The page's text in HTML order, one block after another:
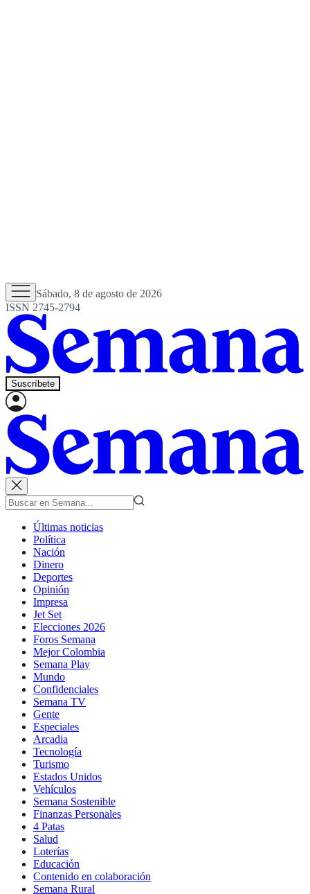
Sábado, 8 de agosto de 2026
ISSN 2745-2794
Suscríbete
Últimas noticias
Política
Nación
Dinero
Deportes
Opinión
Impresa
Jet Set
Elecciones 2026
Foros Semana
Mejor Colombia
Semana Play
Mundo
Confidenciales
Semana TV
Gente
Especiales
Arcadia
Tecnología
Turismo
Estados Unidos
Vehículos
Semana Sostenible
Finanzas Personales
4 Patas
Salud
Loterías
Educación
Contenido en colaboración
Semana Rural